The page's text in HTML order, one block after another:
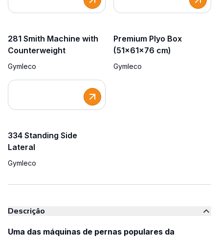
281 Smith Machine with
Counterweight
Gymleco
Premium Plyo Box
(51x61x76 cm)
Gymleco
334 Standing Side
Lateral
Gymleco
Descrição
Uma das máquinas de pernas populares da